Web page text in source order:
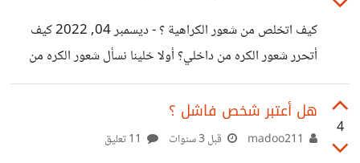
وحقيقة فإن ما لفت نظري ليس موضوع المقطع، وإنما جملة
قالتها في نهايته، حيث قالت بأن الطفولة تُعاش مرة واحدة،
كيف اتخلص من شعور الكراهية ؟ - ديسمبر 04, 2022 كيف
أتحرر شعور الكره من داخلي؟ أولا خلينا نسأل شعور الكره من
ماذا يتكون وما هو جذره؟ في جذر ألم في الصدر مع كبت العديد
من المشاعر. إذا من ماذا يتكون؟ من شعور العار والخوف
والغضب والذنب , ينتج عن حبس وكبت هذه المشاعر كلها في
4
هل أعتبر شخص فاشل ؟
قبل 3 سنوات